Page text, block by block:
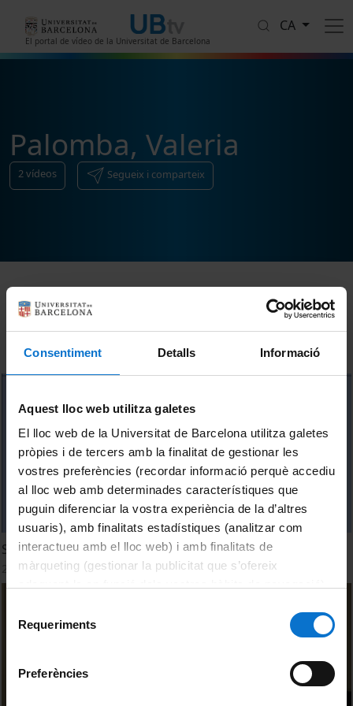
Consentiment Detalls Informació
Aquest lloc web utilitza galetes
El lloc web de la Universitat de Barcelona utilitza galetes
pròpies i de tercers amb la finalitat de gestionar les
vostres preferències (recordar informació perquè accediu
al lloc web amb determinades característiques que
puguin diferenciar la vostra experiència de la d’altres
usuaris), amb finalitats estadístiques (analitzar com
interactueu amb el lloc web) i amb finalitats de
màrqueting (gestionar la publicitat que s’ofereix
consultar laPolítica de galetes del lloc web de la
Requeriments
Preferències
El portal de vídeo de la Universitat de Barcelona
CA
Palomba, Valeria
2vídeos Segueix i comparteix
Ordenar
Sorption systems (II)
27 octubre, 2022